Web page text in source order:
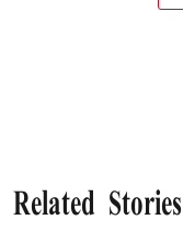
Related Stories